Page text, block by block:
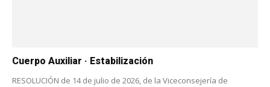
Cuerpo Auxiliar · Estabilización
RESOLUCIÓN de 14 de julio de 2026, de la Viceconsejería de